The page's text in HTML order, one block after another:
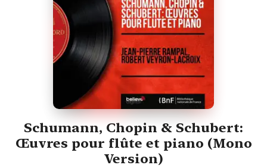
Schumann, Chopin & Schubert:
Œuvres pour flûte et piano (Mono
Version)